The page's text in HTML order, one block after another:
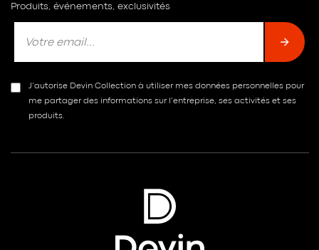
Produits, événements, exclusivités
J’autorise Devin Collection à utiliser mes données personnelles pour
me partager des informations sur l’entreprise, ses activités et ses
produits.